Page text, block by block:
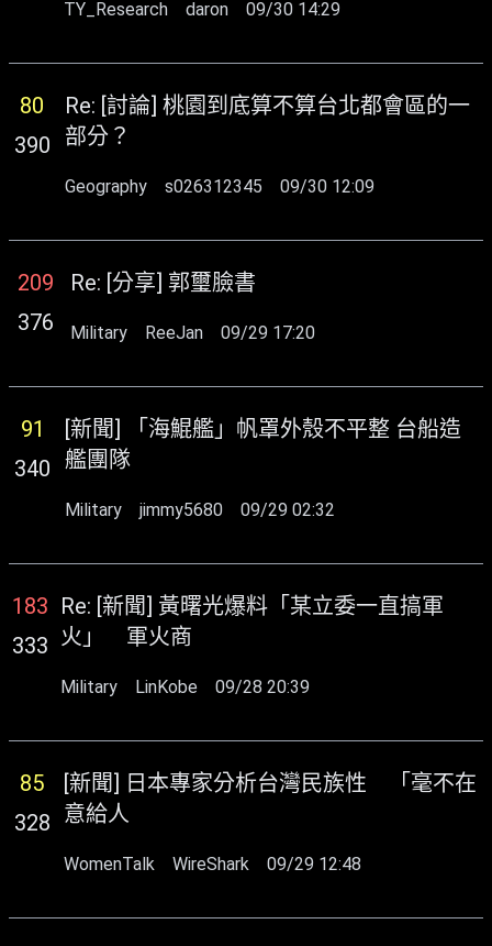
TY_Research daron 09/30 14:29
80
390
Re: [討論] 桃園到底算不算台北都會區的一
部分？
Geography s026312345 09/30 12:09
209
376
Re: [分享] 郭璽臉書
Military ReeJan 09/29 17:20
91
340
[新聞] 「海鯤艦」帆罩外殼不平整 台船造
艦團隊
Military jimmy5680 09/29 02:32
183
333
Re: [新聞] 黃曙光爆料「某立委一直搞軍
火」 軍火商
Military LinKobe 09/28 20:39
85
328
[新聞] 日本專家分析台灣民族性 「毫不在
意給人
WomenTalk WireShark 09/29 12:48